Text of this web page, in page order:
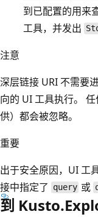
到已配置的用来
工具，并发出
注意
深层链接 URI 不需要
向的 UI 工具执行。 任
供）都会被忽略。
重要
出于安全原因，UI 工
接中指定了
query 或
到